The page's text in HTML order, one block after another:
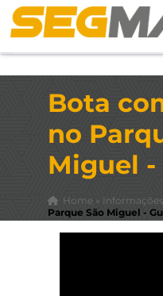
Bota
no
Miguel
Home» Informações
Parque São Miguel -